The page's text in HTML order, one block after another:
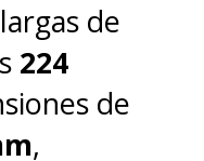
de
224
de
,